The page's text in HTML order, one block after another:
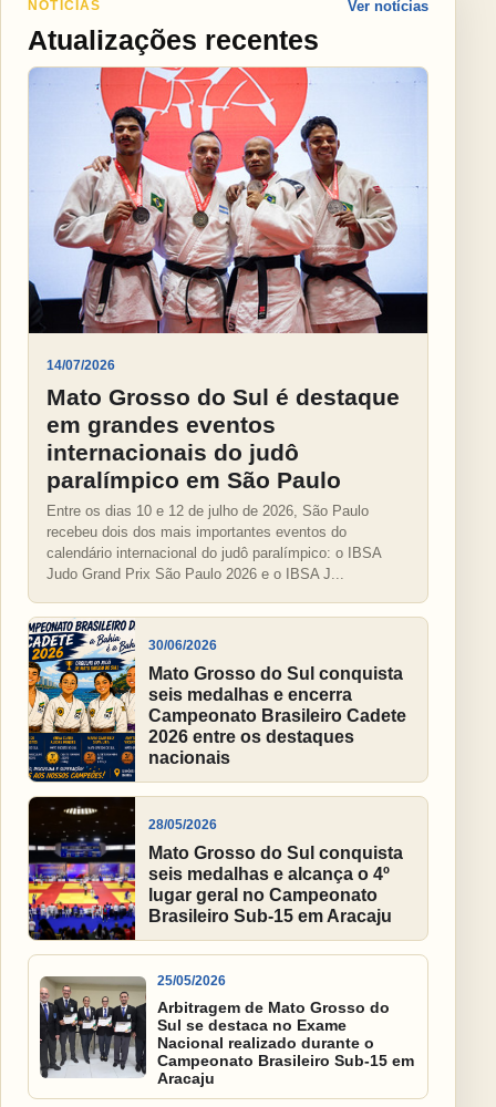
NOTÍCIAS
Atualizações recentes
Ver notícias
14/07/2026
Mato Grosso do Sul é destaque
em grandes eventos
internacionais do judô
paralímpico em São Paulo
Entre os dias 10 e 12 de julho de 2026, São Paulo
recebeu dois dos mais importantes eventos do
calendário internacional do judô paralímpico: o IBSA
Judo Grand Prix São Paulo 2026 e o IBSA J...
30/06/2026
Mato Grosso do Sul conquista
seis medalhas e encerra
Campeonato Brasileiro Cadete
2026 entre os destaques
nacionais
28/05/2026
Mato Grosso do Sul conquista
seis medalhas e alcança o 4º
lugar geral no Campeonato
Brasileiro Sub-15 em Aracaju
25/05/2026
Arbitragem de Mato Grosso do
Sul se destaca no Exame
Nacional realizado durante o
Campeonato Brasileiro Sub-15 em
Aracaju